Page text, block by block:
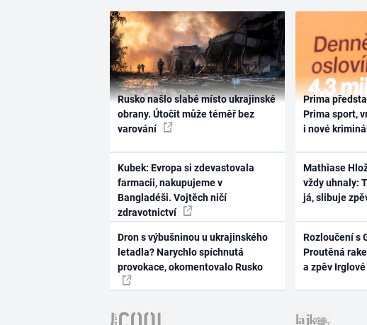
Rusko našlo slabé místo ukrajinské
obrany. Útočit může téměř bez
varování
Kubek: Evropa si zdevastovala
farmacii, nakupujeme v
Bangladéši. Vojtěch ničí
zdravotnictví
Dron s výbušninou u ukrajinského
letadla? Narychlo spíchnutá
provokace, okomentovalo Rusko
Prima
Prima sport,
i nové
Mathiase
vždy uhnaly:
já, slibuje
Rozloučení s
Proutěná
a zpěv